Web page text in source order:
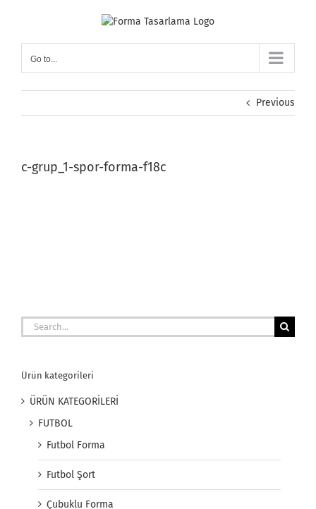
Go to...
Previous
c-grup_1-spor-forma-f18c
Search
for:
Ürün kategorileri
ÜRÜN KATEGORİLERİ
FUTBOL
Futbol Forma
Futbol Şort
Çubuklu Forma